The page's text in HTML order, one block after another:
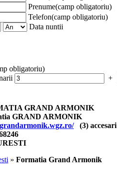
Prenume(camp obligatoriu)
Telefon(camp obligatoriu)
Data nuntii
obligatoriu)
+
GRAND ARMONIK
GRAND ARMONIK
(3) accesari
» Formatia Grand Armonik